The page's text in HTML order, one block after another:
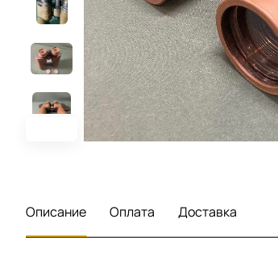
Описание Оплата Доставка